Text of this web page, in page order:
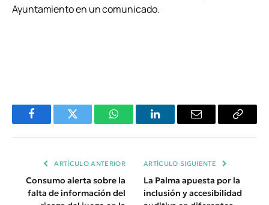
Ayuntamiento en un comunicado.
FacebookTwitter WhatsAppLinkedInEmail
Copiar
ARTÍCULO ANTERIOR
Consumo alerta sobre la
falta de información del
ARTÍCULO SIGUIENTE
La Palma apuesta por la
inclusión y accesibilidad